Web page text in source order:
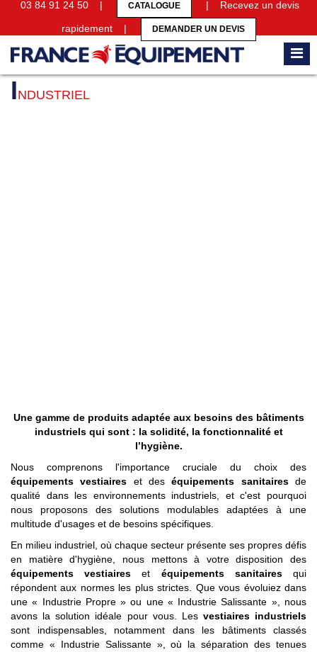
03 84 91 24 50 | CATALOGUE | Recevez un devis
rapidement | DEMANDER UN DEVIS
Accueil Nos univers Industriel
INDUSTRIEL
Une gamme de produits adaptée aux besoins des bâtiments
industriels qui sont : la solidité, la fonctionnalité et
l’hygiène.
Nous comprenons l'importance cruciale du choix des
équipements vestiaires et deséquipements sanitairesde
qualité dans les environnements industriels, et c'est pourquoi
nous proposons des solutions modulables adaptées à une
multitude d'usages et de besoins spécifiques.
En milieu industriel, où chaque secteur présente ses propres défis
en matière d'hygiène, nous mettons à votre disposition des
équipements vestiaires et équipements sanitairesqui
répondent aux normes les plus strictes. Que vous évoluiez dans
une « Industrie Propre » ou une « Industrie Salissante », nous
avons la solution idéale pour vous. Les vestiaires industriels
sont indispensables, notamment dans les bâtiments classés
comme « Industrie Salissante », où la séparation des tenues